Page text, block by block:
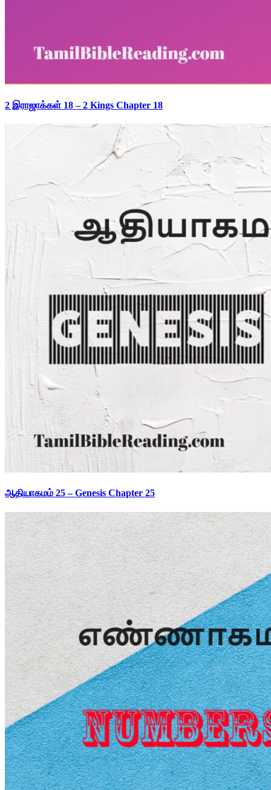
2 இராஜாக்கள் 18 – 2 Kings Chapter 18
ஆதியாகமம் 25 – Genesis Chapter 25